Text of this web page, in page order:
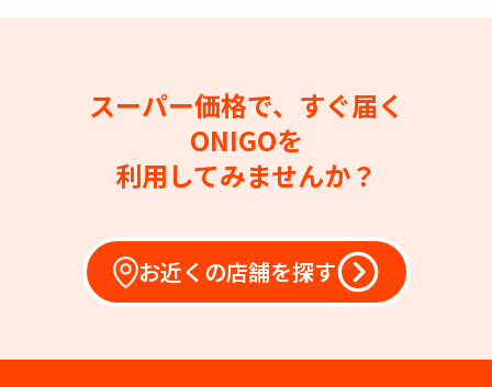
スーパー価格で、すぐ届く
ONIGOを
利用してみませんか？
お近くの店舗を探す